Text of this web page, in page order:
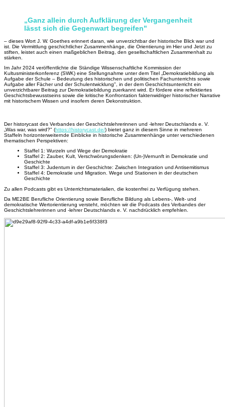
„Ganz allein durch Aufklärung der Vergangenheit
lässt sich die Gegenwart begreifen"
– dieses Wort J. W. Goethes erinnert daran, wie unverzichtbar der historische Blick war und
ist. Die Vermittlung geschichtlicher Zusammenhänge, die Orientierung im Hier und Jetzt zu
stiften, leistet auch einen maßgeblichen Beitrag, den gesellschaftlichen Zusammenhalt zu
stärken.
Im Jahr 2024 veröffentlichte die Ständige Wissenschaftliche Kommission der
Kultusministerkonferenz (SWK) eine Stellungnahme unter dem Titel „Demokratiebildung als
Aufgabe der Schule – Bedeutung des historischen und politischen Fachunterrichts sowie
Aufgabe aller Fächer und der Schulentwicklung", in der dem Geschichtsunterricht ein
unverzichtbarer Beitrag zur Demokratiebildung zuerkannt wird. Er fördere eine reflektiertes
Geschichtsbewusstseins sowie die kritische Konfrontation faktenwidriger historischer Narrative
mit historischem Wissen und insofern deren Dekonstruktion.
Derhistorycast des Verbandes der Geschichtslehrerinnen und -lehrer Deutschlands e. V.
Was war, was wird?" (https://historycast.de/) bietet ganz in diesem Sinne in mehreren
Staffeln horizonterweiternde Einblicke in historische Zusammenhänge unter verschiedenen
thematischen Perspektiven:
Staffel 1: Wurzeln und Wege der Demokratie
Staffel 2: Zauber, Kult, Verschwörungsdenken: (Un-)Vernunft in Demokratie und
Geschichte
Staffel 3: Judentum in der Geschichte: Zwischen Integration und Antisemitismus
Staffel 4: Demokratie und Migration. Wege und Stationen in der deutschen
Geschichte
Zu allen Podcasts gibt es Unterrichtsmaterialien , die kostenfrei zu Verfügung stehen.
Da ME2BE Berufliche Orientierung sowie Berufliche Bildung als Lebens-, Welt- und
demokratische Wertorientierung versteht, möchten wir die Podcasts des Verbandes der
Geschichtslehrerinnen und -lehrer Deutschlands e. V. nachdrücklich empfehlen.